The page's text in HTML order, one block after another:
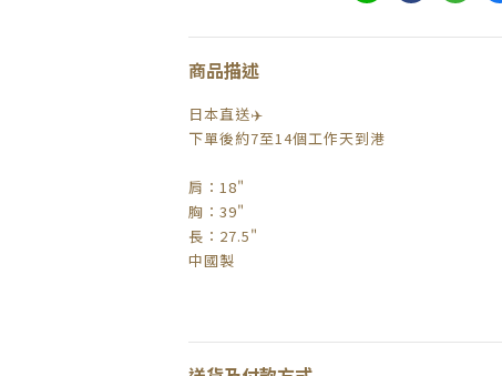
商品描述
日本直送✈️
下單後約7至14個工作天到港
肩：18"
胸：39"
長：27.5"
中國製